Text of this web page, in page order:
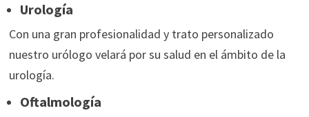
Urología
Con una gran profesionalidad y trato personalizado
nuestro urólogo velará por su salud en el ámbito de la
urología.
Oftalmología